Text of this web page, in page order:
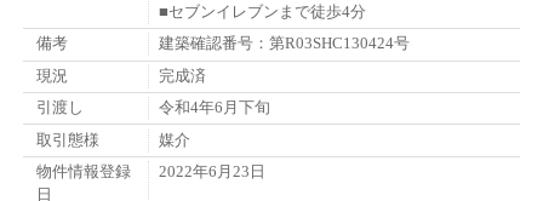
■セブンイレブンまで徒歩4分
備考
建築確認番号：第R03SHC130424号
現況
完成済
引渡し
令和4年6月下旬
取引態様
媒介
物件情報登録
日
2022年6月23日